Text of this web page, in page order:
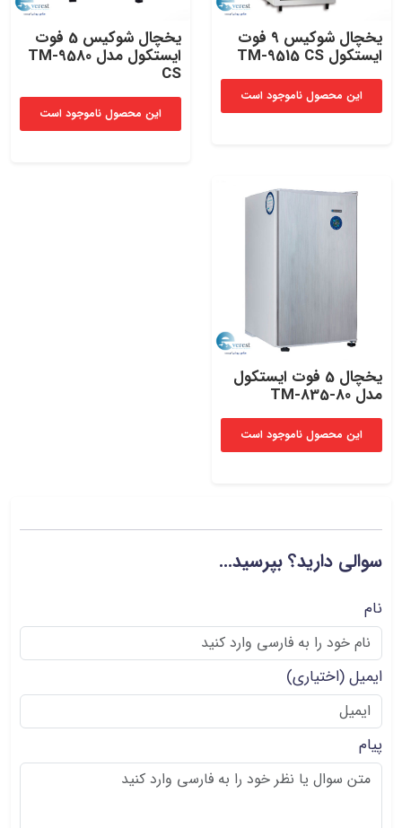
یخچال شوکیس 9 فوت
ایستکول TM-9515 CS
این محصول ناموجود است
یخچال شوکیس 5 فوت
ایستکول مدل TM-9580
CS
این محصول ناموجود است
یخچال 5 فوت ایستکول
مدل TM-835-80
این محصول ناموجود است
سوالی دارید؟ بپرسید...
نام
ایمیل(اختیاری)
پیام